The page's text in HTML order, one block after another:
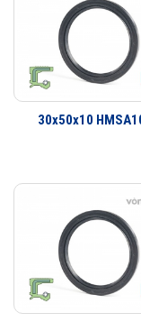
làm kín cho khách
cho thiết bị ban đầu
30x50x10